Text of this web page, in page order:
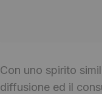
Con uno spirito
diffusione ed il